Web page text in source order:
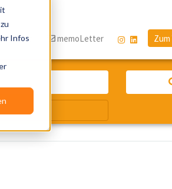
Infos
Blog memoLetter